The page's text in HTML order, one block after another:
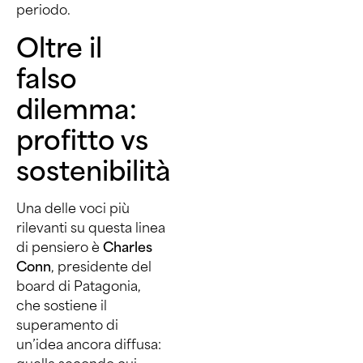
periodo.
Oltre il
falso
dilemma:
profitto vs
sostenibilità
Una delle voci più
rilevanti su questa linea
di pensiero èCharles
Conn, presidente del
board di Patagonia,
che sostiene il
superamento di
un’idea ancora diffusa: